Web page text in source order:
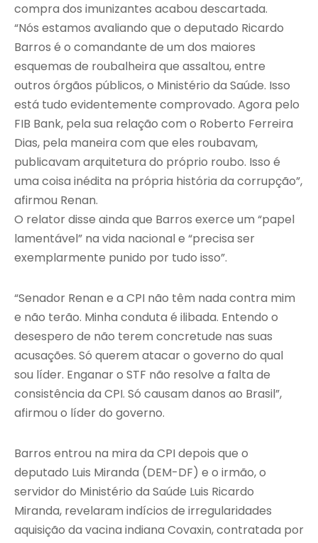
compra dos imunizantes acabou descartada.
“Nós estamos avaliando que o deputado Ricardo
Barros é o comandante de um dos maiores
esquemas de roubalheira que assaltou, entre
outros órgãos públicos, o Ministério da Saúde. Isso
está tudo evidentemente comprovado. Agora pelo
FIB Bank, pela sua relação com o Roberto Ferreira
Dias, pela maneira com que eles roubavam,
publicavam arquitetura do próprio roubo. Isso é
uma coisa inédita na própria história da corrupção”,
afirmou Renan.
O relator disse ainda que Barros exerce um “papel
lamentável” na vida nacional e “precisa ser
exemplarmente punido por tudo isso”.
“Senador Renan e a CPI não têm nada contra mim
e não terão. Minha conduta é ilibada. Entendo o
desespero de não terem concretude nas suas
acusações. Só querem atacar o governo do qual
sou líder. Enganar o STF não resolve a falta de
consistência da CPI. Só causam danos ao Brasil”,
afirmou o líder do governo.
Barros entrou na mira da CPI depois que o
deputado Luis Miranda (DEM-DF) e o irmão, o
servidor do Ministério da Saúde Luis Ricardo
Miranda, revelaram indícios de irregularidades
aquisição da vacina indiana Covaxin, contratada por